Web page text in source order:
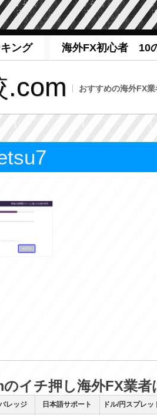
ング 海外FX初心者 10
.com おすすめの海外FX
イチ押し海外FX業者
レッジ 日本語サポート ドル/円スプレッ